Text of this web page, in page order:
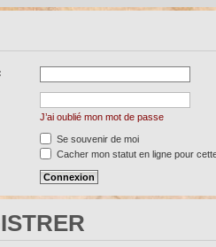
J’ai oublié mon mot de passe
Se souvenir de moi
Cacher mon statut en ligne pour